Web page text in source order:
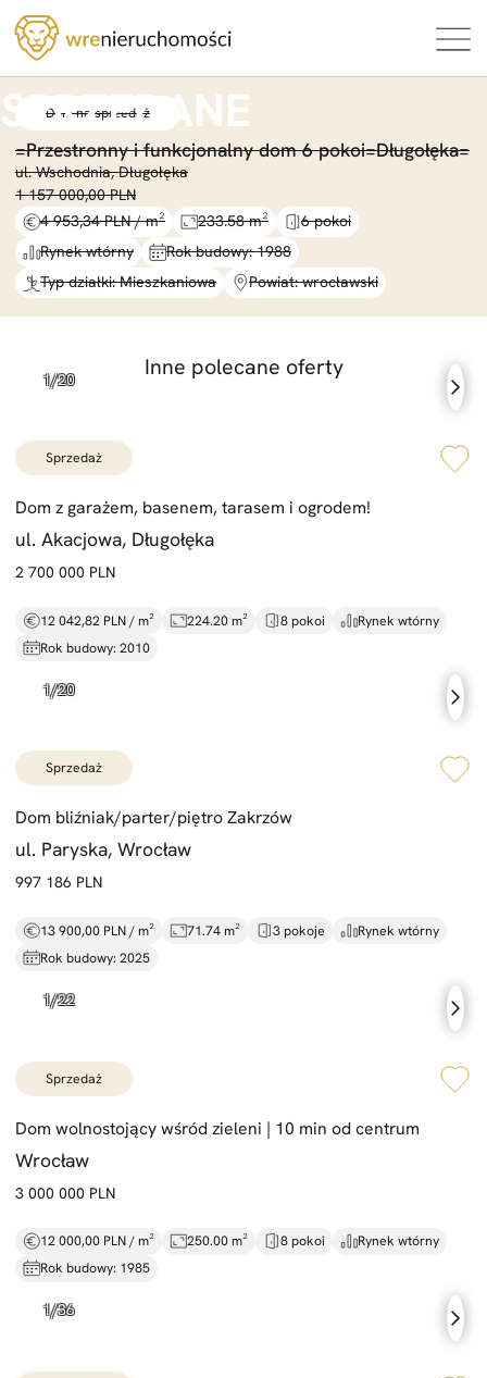
Dom na sprzedaż
=Przestronny i funkcjonalny dom 6 pokoi=Długołęka=
ul. Wschodnia, Długołęka
1 157 000,00 PLN
4 953,34 PLN / m²
233.58 m²
6 pokoi
Rynek wtórny
Rok budowy: 1988
Typ działki: Mieszkaniowa
Powiat: wrocławski
Inne polecane oferty
sprzedaż
Dom z garażem, basenem, tarasem i ogrodem!
ul. Akacjowa, Długołęka
2 700 000 PLN
12 042,82 PLN / m² 224.20 m² 8 pokoi
Rynek wtórny
Rok budowy: 2010
sprzedaż
Dom bliźniak/parter/piętro Zakrzów
ul. Paryska, Wrocław
997 186 PLN
13 900,00 PLN / m² 71.74 m² 3 pokoje
Rynek wtórny
Rok budowy: 2025
sprzedaż
Dom wolnostojący wśród zieleni | 10 min od centrum
Wrocław
3 000 000 PLN
12 000,00 PLN / m² 250.00 m² 8 pokoi
Rynek wtórny
Rok budowy: 1985